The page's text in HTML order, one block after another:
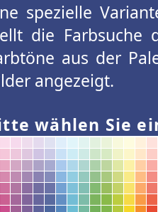
spezielle
die Farbsuche
aus der
angezeigt.
wählen Sie